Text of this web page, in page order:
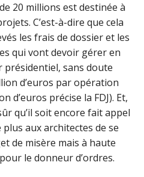
20 millions est destinée à
C’est-à-dire que cela
les frais de dossier et les
qui vont devoir gérer en
présidentiel, sans doute
d’euros par opération
d’euros précise la FDJ). Et,
qu’il soit encore fait appel
aux architectes de se
de misère mais à haute
le donneur d’ordres.